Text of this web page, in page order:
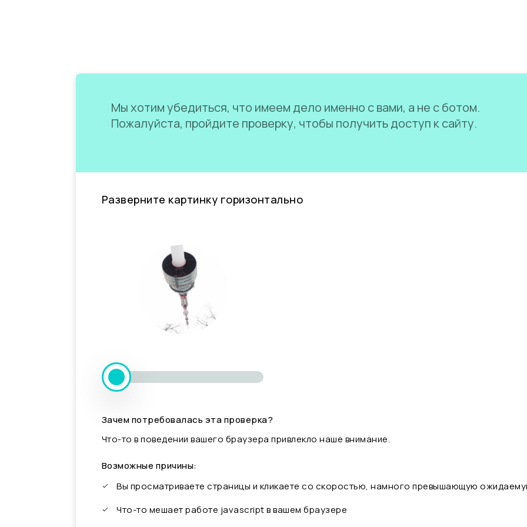
Мы хотим убедиться, что имеем дело именно с вами, а не с ботом.
Пожалуйста, пройдите проверку, чтобы получить доступ к сайту.
Разверните картинку горизонтально
Зачем потребовалась эта проверка?
Что-то в поведении вашего браузера привлекло наше внимание.
Возможные причины:
Вы просматриваете страницы и кликаете со скоростью, намного превышающую
Что-то мешает работе javascript в вашем браузере